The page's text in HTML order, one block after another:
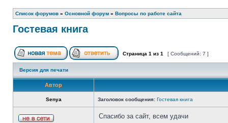
Список форумов » Основной форум » Вопросы по работе сайта
Гостевая книга
Страница 1 из 1 [ Сообщений: 7 ]
Версия для печати
Автор
Senya Заголовок сообщения: Гостевая книга
Спасибо за сайт, всем удачи